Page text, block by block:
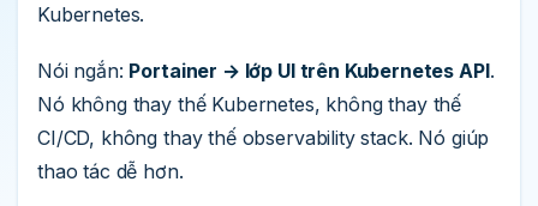
Kubernetes.
Nói ngắn: Portainer → lớp UI trên Kubernetes API.
Nó không thay thế Kubernetes, không thay thế
CI/CD, không thay thế observability stack. Nó giúp
thao tác dễ hơn.